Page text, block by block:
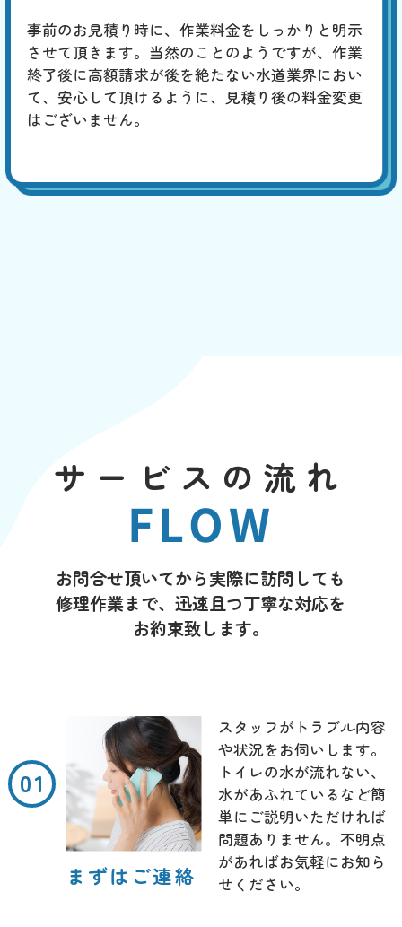
事前のお見積り時に、作業料金をしっかりと明示
させて頂きます。当然のことのようですが、作業
終了後に高額請求が後を絶たない水道業界におい
て、安心して頂けるように、見積り後の料金変更
はございません。
サービスの流れ
FLOW
お問合せ頂いてから実際に訪問しても
修理作業まで、迅速且つ丁寧な対応を
お約束致します。
まずはご連絡
スタッフがトラブル内容
や状況をお伺いします。
トイレの水が流れない、
水があふれているなど簡
単にご説明いただければ
問題ありません。不明点
があればお気軽にお知ら
せください。